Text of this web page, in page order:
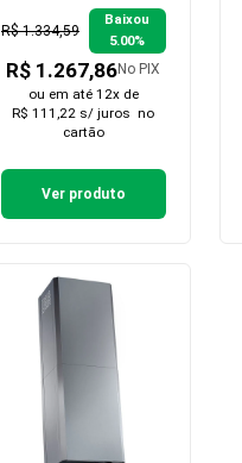
metros
R$ 1.334,59
Baixou
5.00%
R$ 1.267,86No PIX
ou em até 12x de
R$ 111,22 s/ juros no
cartão
Ver produto